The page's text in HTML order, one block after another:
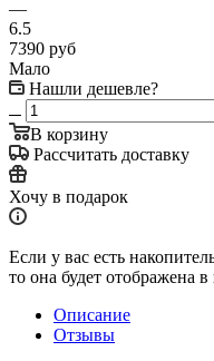
—
6.5
7390 руб
Мало
Нашли дешевле?
В корзину
Рассчитать доставку
Хочу в подарок
Если у вас есть
то она будет отображена в
Описание
Отзывы